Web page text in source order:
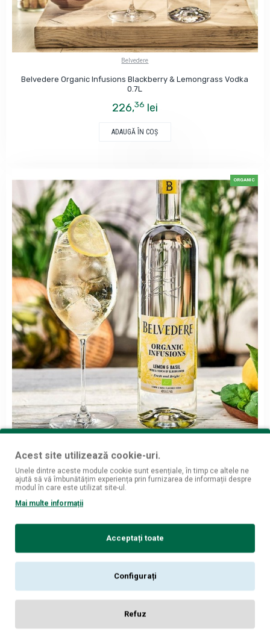
Belvedere
Belvedere Organic Infusions Blackberry & Lemongrass Vodka
0.7L
226,36 lei
ADAUGĂ ÎN COŞ
ORGANIC
Belvedere
Belvedere Organic Infusions Lemon & Basil Vodka 0.7L
226, 36
Acest site utilizează cookie-uri.
Unele dintre aceste module cookie sunt esențiale, în timp ce altele ne
ajută să vă îmbunătățim experiența prin furnizarea de informații despre
modul în care este utilizat site-ul.
Mai multe informații
Acceptați toate
Configurați
Refuz